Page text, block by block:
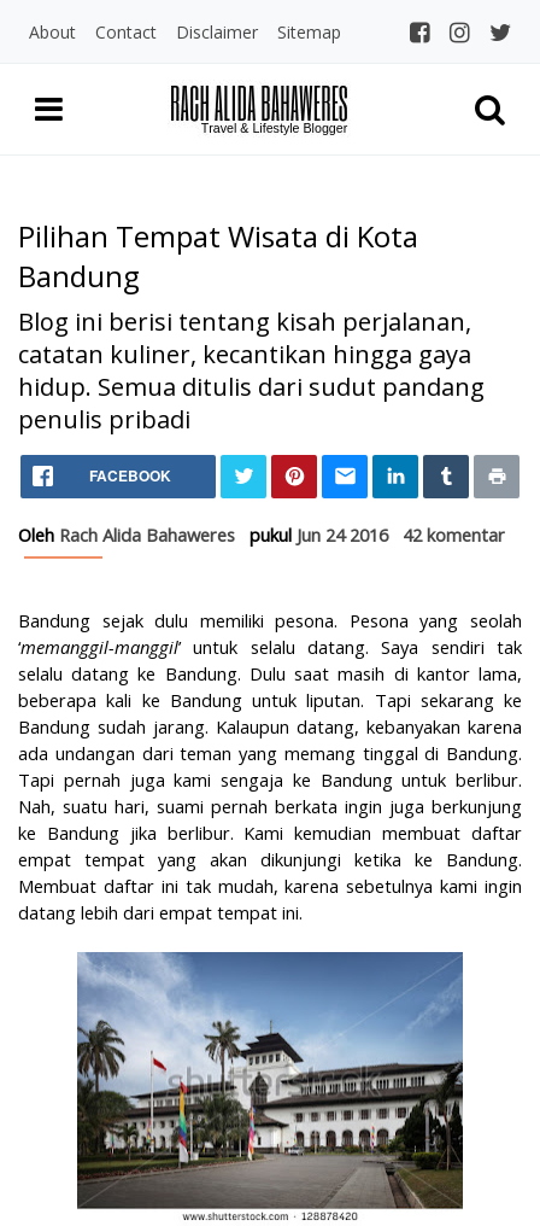
About Contact Disclaimer Sitemap
Pilihan Tempat Wisata di Kota
Bandung
Blog ini berisi tentang kisah perjalanan,
catatan kuliner, kecantikan hingga gaya
hidup. Semua ditulis dari sudut pandang
penulis pribadi
Home
Jalan-Jalan
Pilihan Tempat Wisata di
FACEBOOK
Oleh Rach Alida Bahaweres pukul Jun 24 2016 42 komentar
Bandung sejak dulu memiliki pesona. Pesona yang seolah
‘memanggil-manggil’ untuk selalu datang. Saya sendiri tak
selalu datang ke Bandung. Dulu saat masih di kantor lama,
beberapa kali ke Bandung untuk liputan. Tapi sekarang ke
Bandung sudah jarang. Kalaupun datang, kebanyakan karena
ada undangan dari teman yang memang tinggal di Bandung.
Tapi pernah juga kami sengaja ke Bandung untuk berlibur.
Nah, suatu hari, suami pernah berkata ingin juga berkunjung
ke Bandung jika berlibur. Kami kemudian membuat daftar
empat tempat yang akan dikunjungi ketika ke Bandung.
Membuat daftar ini tak mudah, karena sebetulnya kami ingin
datang lebih dari empat tempat ini.